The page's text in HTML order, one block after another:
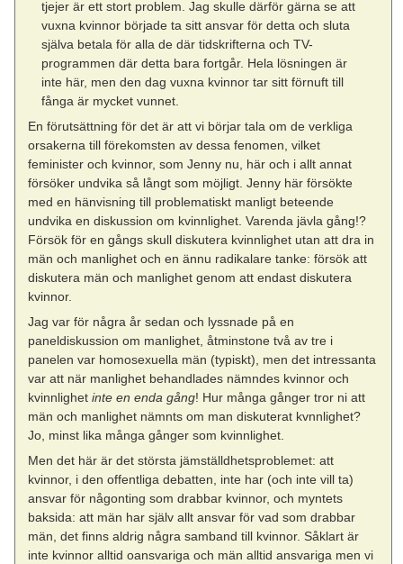
tjejer är ett stort problem. Jag skulle därför gärna se att
vuxna kvinnor började ta sitt ansvar för detta och sluta
själva betala för alla de där tidskrifterna och TV-
programmen där detta bara fortgår. Hela lösningen är
inte här, men den dag vuxna kvinnor tar sitt förnuft till
fånga är mycket vunnet.
En förutsättning för det är att vi börjar tala om de verkliga
orsakerna till förekomsten av dessa fenomen, vilket
feminister och kvinnor, som Jenny nu, här och i allt annat
försöker undvika så långt som möjligt. Jenny här försökte
med en hänvisning till problematiskt manligt beteende
undvika en diskussion om kvinnlighet. Varenda jävla gång!?
Försök för en gångs skull diskutera kvinnlighet utan att dra in
män och manlighet och en ännu radikalare tanke: försök att
diskutera män och manlighet genom att endast diskutera
kvinnor.
Jag var för några år sedan och lyssnade på en
paneldiskussion om manlighet, åtminstone två av tre i
panelen var homosexuella män (typiskt), men det intressanta
var att när manlighet behandlades nämndes kvinnor och
kvinnlighetinte en enda gång! Hur många gånger tror ni att
män och manlighet nämnts om man diskuterat kvnnlighet?
Jo, minst lika många gånger som kvinnlighet.
Men det här är det största jämställdhetsproblemet: att
kvinnor, i den offentliga debatten, inte har (och inte vill ta)
ansvar för någonting som drabbar kvinnor, och myntets
baksida: att män har själv allt ansvar för vad som drabbar
män, det finns aldrig några samband till kvinnor. Såklart är
inte kvinnor alltid oansvariga och män alltid ansvariga men vi